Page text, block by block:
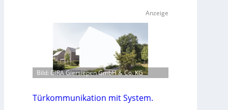
Anzeige
Bild: GIRA Giersiepen GmbH & Co. KG
Türkommunikation mit System.